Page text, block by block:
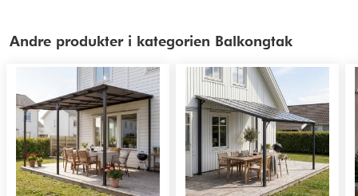
Andre produkter i kategorien Balkongtak